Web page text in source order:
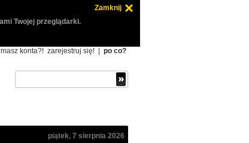
Zamknij
Twojej przeglądarki.
masz konta?! zarejestruj się! po co?
piątek, 7 sierpnia 2026